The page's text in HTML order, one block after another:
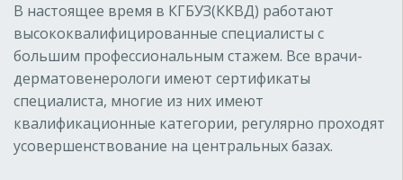
В настоящее время в КГБУЗ(ККВД) работают
высококвалифицированные специалисты с
большим профессиональным стажем. Все врачи-
дерматовенерологи имеют сертификаты
специалиста, многие из них имеют
квалификационные категории, регулярно проходят
усовершенствование на центральных базах.